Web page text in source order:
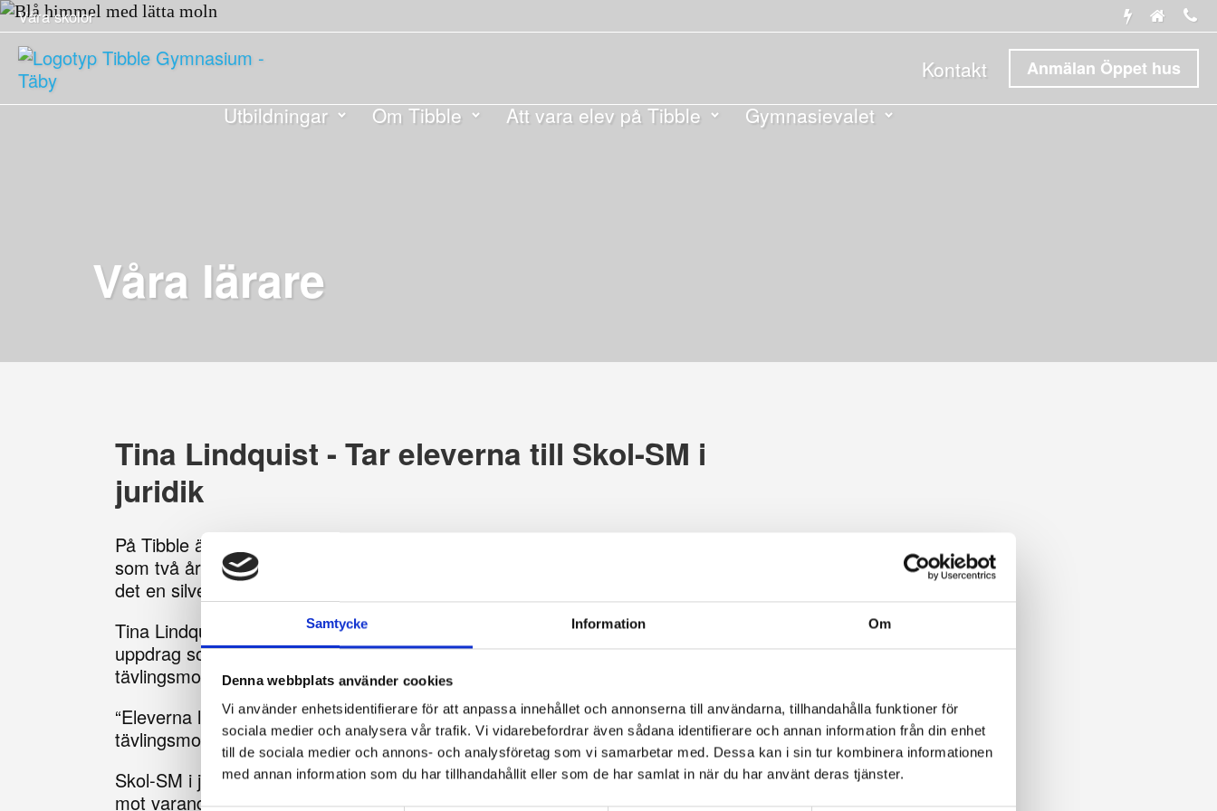
Samtycke Information Om
Denna webbplats använder cookies
Vi använder enhetsidentifierare för att anpassa innehållet och annonserna till användarna, tillhandahålla funktioner för
sociala medier och analysera vår trafik. Vi vidarebefordrar även sådana identifierare och annan information från din enhet
till de sociala medier och annons- och analysföretag som vi samarbetar med. Dessa kan i sin tur kombinera informationen
med annan information som du har tillhandahållit eller som de har samlat in när du har använt deras tjänster.
Våra skolor
Anmälan Öppet hus
Kontakt
Utbildningar
Om Tibble Att vara elev på Tibble Gymnasievalet
Våra lärare
Tina Lindquist - Tar eleverna till Skol-SM i
juridik
På Tibble är vi himla stolta över våra elever som läser Ekonomi Juridik och
som två år i rad har kammat hem topplaceringar i Skol-SM i juridik, 2021 blev
det en silvermedalj och i våras tog Tibblelaget Lex Specialis hem vinsten.
Tina Lindquist undervisar i just Ekonomi och Juridik på Tibble och hon har i
uppdrag som utvecklingsledare på skolan att förbereda eleverna inför
tävlingsmomenten.
“Eleverna läser tre kurser i juridik och det är i den sista kursen som
tävlingsmomentet Skol-SM i juridik genomförs”
Skol-SM i juridik är en nationell tävling där juridikelever från hela landet tävlar
mot varandra och testar sin kunskaper i frågor om lag och rätt. Tävlingen